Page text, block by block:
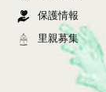
保護情報
里親募集